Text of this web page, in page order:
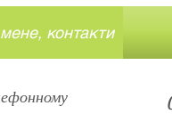
контакти